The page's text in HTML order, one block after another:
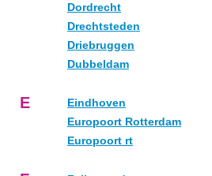
Dordrecht
Drechtsteden
Driebruggen
Dubbeldam
E
Eindhoven
Europoort Rotterdam
Europoort rt